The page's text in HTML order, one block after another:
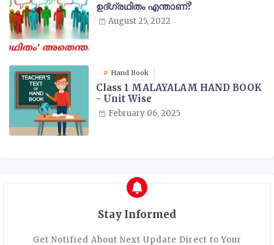
ഉദ്ഗ്രഥിതം എന്താണ്?
August 25, 2022
Hand Book
Class 1 MALAYALAM HAND BOOK
- Unit Wise
February 06, 2025
Stay Informed
Get Notified About Next Update Direct to Your